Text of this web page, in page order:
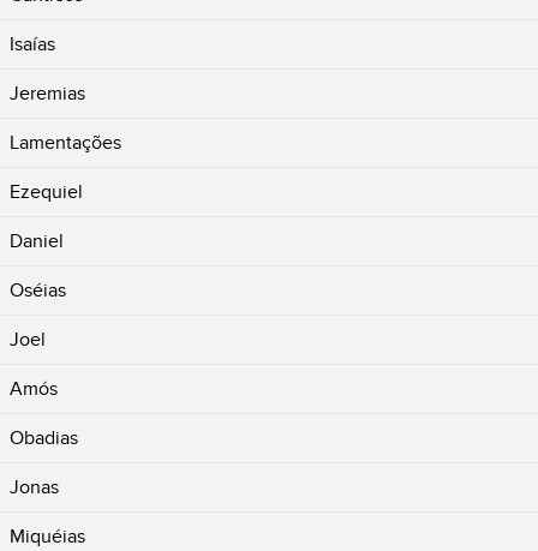
Isaías
Jeremias
Lamentações
Ezequiel
Daniel
Oséias
Joel
Amós
Obadias
Jonas
Miquéias